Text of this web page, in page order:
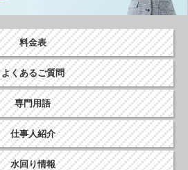
料金表
よくあるご質問
専門用語
仕事人紹介
水回り情報